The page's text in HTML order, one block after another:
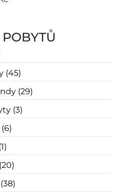
POBYTŮ
(45)
(29)
(3)